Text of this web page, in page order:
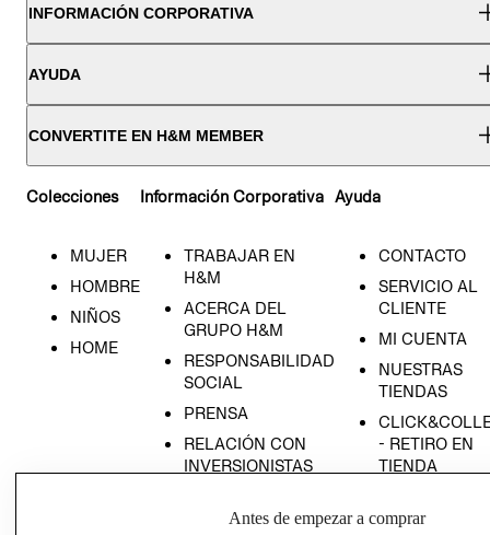
INFORMACIÓN CORPORATIVA
AYUDA
CONVERTITE EN H&M MEMBER
Colecciones
MUJER
HOMBRE
NIÑOS
HOME
Información Corporativa
TRABAJAR EN
H&M
ACERCA DEL
GRUPO H&M
RESPONSABILIDAD
SOCIAL
PRENSA
RELACIÓN CON
INVERSIONISTAS
EMPRESARIAL
Ayuda
CONTACTO
SERVICIO AL
CLIENTE
MI CUENTA
NUESTRAS
TIENDAS
- RETIRO EN
TIENDA
CONDICIONES
Antes de empezar a comprar